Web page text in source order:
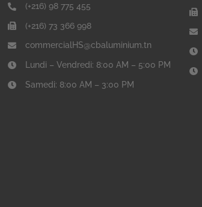
(+216) 98 775 455
(+216) 73 366 998
commercialHS@cbaluminium.tn
Lundi – Vendredi: 8:00 AM – 5:00 PM
Samedi: 8:00 AM – 3:00 PM